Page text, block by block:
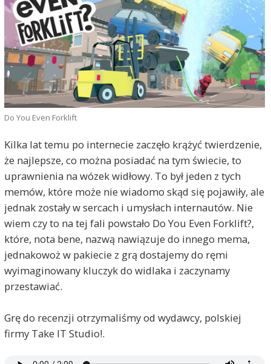
Do You Even Forklift
Kilka lat temu po internecie zaczęło krążyć twierdzenie,
że najlepsze, co można posiadać na tym świecie, to
uprawnienia na wózek widłowy. To był jeden z tych
memów, które może nie wiadomo skąd się pojawiły, ale
jednak zostały w sercach i umysłach internautów. Nie
wiem czy to na tej fali powstało Do You Even Forklift?,
które, nota bene, nazwą nawiązuje do innego mema,
jednakowoż w pakiecie z grą dostajemy do ręmi
wyimaginowany kluczyk do widlaka i zaczynamy
przestawiać.
Grę do recenzji otrzymaliśmy od wydawcy, polskiej
firmy Take IT Studio!.